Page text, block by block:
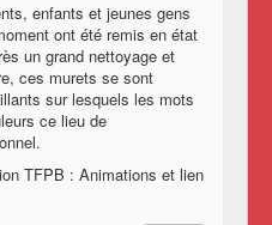
enfants et jeunes gens
ont été remis en état
un grand nettoyage et
ces murets se sont
sur lesquels les mots
ce lieu de
TFPB : Animations et lien